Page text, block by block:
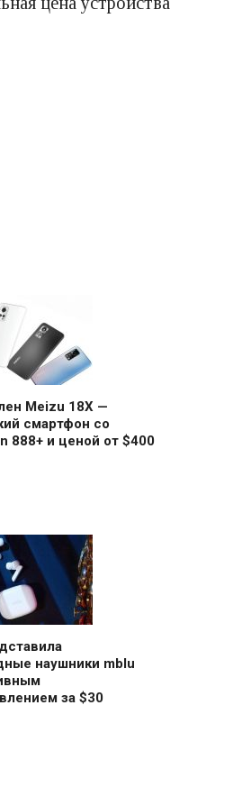
Meizu 18X —
смартфон со
888+ и ценой от $400
наушники mblu
за $30